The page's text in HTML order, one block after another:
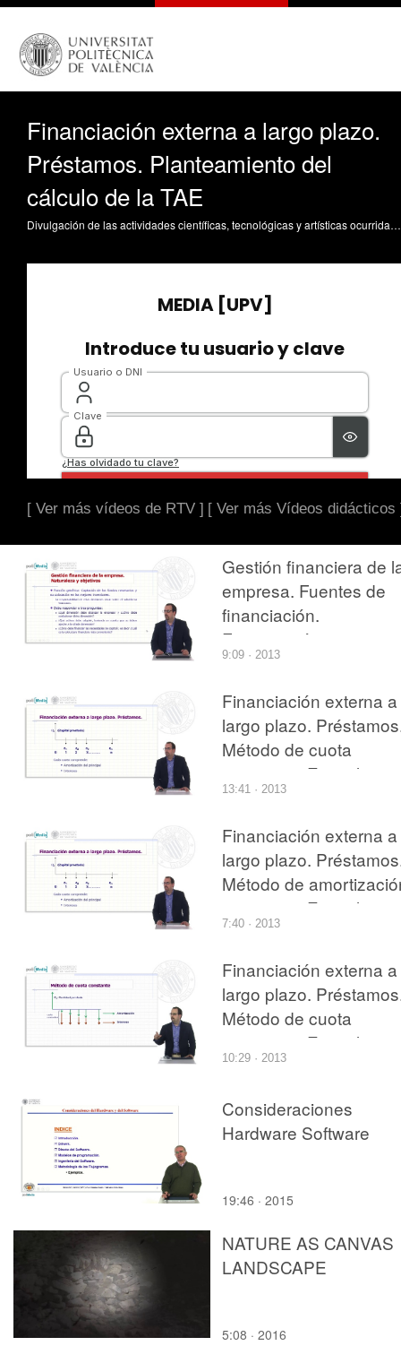
Financiación externa a largo plazo.
Préstamos. Planteamiento del
cálculo de la TAE
Divulgación de las actividades científicas, tecnológicas y artísticas ocurridas en los tres campus de la UPV
[ Ver más vídeos de RTV ] [ Ver más Vídeos didácticos
Gestión financiera de
empresa. Fuentes de
financiación.
Financiación interna y
externa. Financiación a
9:09 · 2013
Financiación externa a
largo plazo.
Método de cuota
constante. Ejemplo
cuotas anuales
13:41 · 2013
Financiación externa a
largo plazo.
Método de
constante. Ejemplo
cuotas anuales
7:40 · 2013
Financiación externa a
largo plazo.
Método de cuota
constante. Ejemplo
cuotas semestrales
10:29 · 2013
Consideraciones
Hardware Software
19:46 · 2015
NATURE AS CANVAS
LANDSCAPE
5:08 · 2016